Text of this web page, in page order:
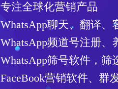
专注全球化营销产品
WhatsApp聊天、翻译、
WhatsApp频道号注册、
WhatsApp筛号软件，
FaceBook营销软件、群